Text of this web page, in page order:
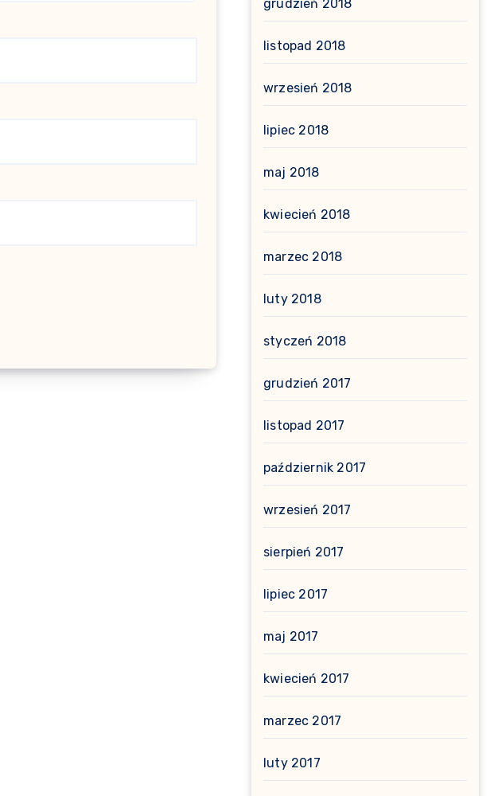
grudzień 2018
listopad 2018
wrzesień 2018
lipiec 2018
maj 2018
kwiecień 2018
marzec 2018
luty 2018
styczeń 2018
grudzień 2017
listopad 2017
październik 2017
wrzesień 2017
sierpień 2017
lipiec 2017
maj 2017
kwiecień 2017
marzec 2017
luty 2017